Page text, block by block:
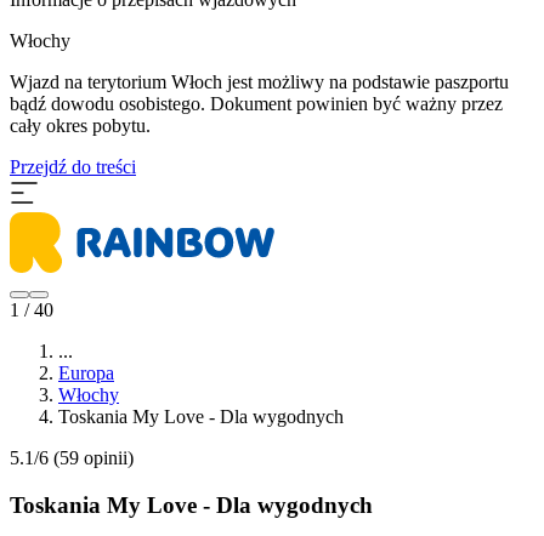
Włochy
Wjazd na terytorium Włoch jest możliwy na podstawie paszportu
bądź dowodu osobistego. Dokument powinien być ważny przez
cały okres pobytu.
Przejdź do treści
1 / 40
...
Europa
Włochy
Toskania My Love - Dla wygodnych
5.1/6 (59 opinii)
Toskania My Love - Dla wygodnych